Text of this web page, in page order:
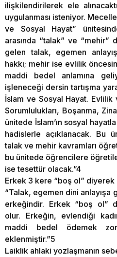
ilişkilendirilerek ele
uygulanması isteniyor.
ve Sosyal Hayat”
arasında “talak” ve “mehir”
gelen talak, egemen
hakkı; mehir ise evlilik
maddi bedel anlamına
işleneceği dersin tartışma
İslam ve Sosyal Hayat. Evlilik
Sorumlulukları, Boşanma,
ünitede İslam’ın sosyal
hadislerle açıklanacak. Bu
talak ve mehir kavramları
bu ünitede öğrencilere
ise tesettür olacak.”4
Erkek 3 kere “boş ol” diyerek
“Talak, egemen dini anlayışa
erkeğindir. Erkek “boş ol”
olur. Erkeğin, evlendiği
maddi bedel ödemek
eklenmiştir.”5
Laiklik ahlaki yozlaşmanın